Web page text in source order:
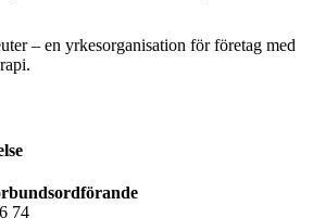
– en yrkesorganisation för företag med
74